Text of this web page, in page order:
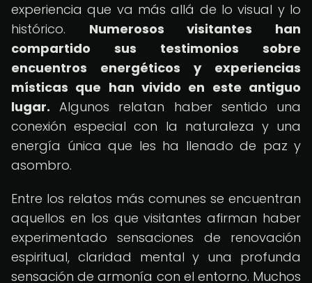
experiencia que va más allá de lo visual y lo
histórico. Numerosos visitantes han
compartido sus testimonios sobre
encuentros energéticos y experiencias
místicas que han vivido en este antiguo
lugar. Algunos relatan haber sentido una
conexión especial con la naturaleza y una
energía única que les ha llenado de paz y
asombro.
Entre los relatos más comunes se encuentran
aquellos en los que visitantes afirman haber
experimentado sensaciones de renovación
espiritual, claridad mental y una profunda
sensación de armonía con el entorno. Muchos